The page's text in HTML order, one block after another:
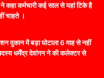
कहा कर्मचारी कई साल से यहां टिके है
चाहते ।
दुकान में बड़ा घोटाला 6 माह से नहीं
धर्मेंद्र देवांगन ने की कलेक्टर से